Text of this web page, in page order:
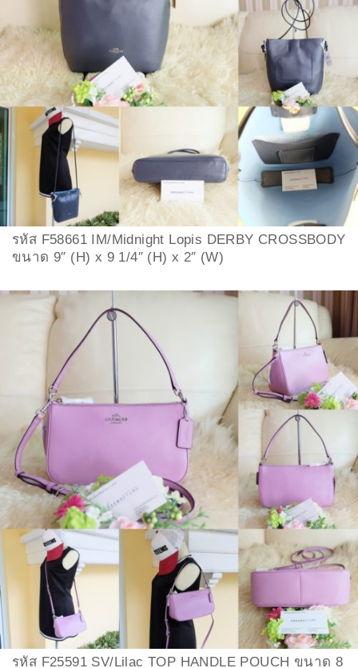
รหัส F58661 IM/Midnight Lopis DERBY CROSSBODY
ขนาด 9″ (H) x 9 1/4″ (H) x 2″ (W)
รหัส F25591 SV/Lilac TOP HANDLE POUCH ขนาด 8